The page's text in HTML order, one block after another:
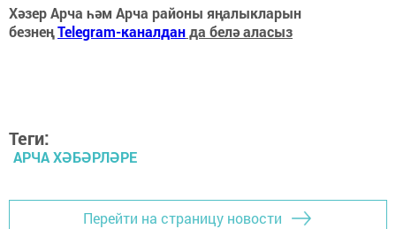
Хәзер Арча һәм Арча районы яңалыкларын
безнеңTelegram-каналданда белә аласыз
Теги:
АРЧА ХӘБӘРЛӘРЕ
Перейти на страницу новости